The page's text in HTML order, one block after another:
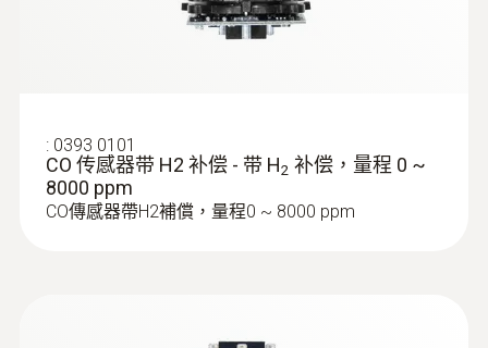
: 0393 0101
CO 传感器带 H2 补偿 - 带 H2 补偿，量程 0 ~
8000 ppm
CO傳感器帶H2補償，量程0 ~ 8000 ppm